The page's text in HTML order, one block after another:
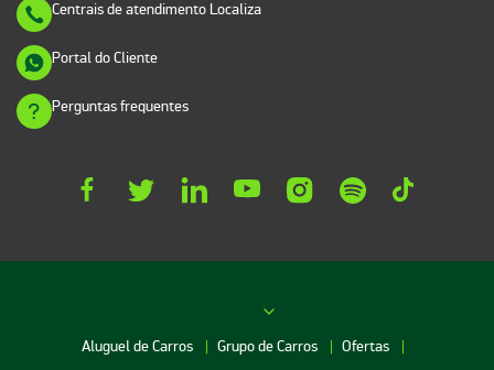
Centrais de atendimento Localiza
Portal do Cliente
Perguntas frequentes
Aluguel de Carros Grupo de Carros
Ofertas